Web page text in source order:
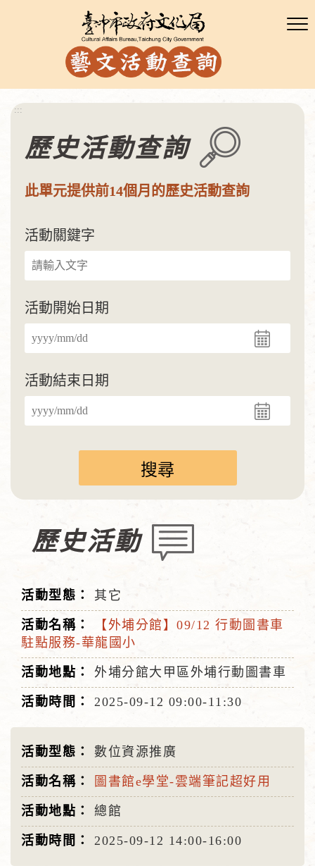
:::
歷史活動查詢
此單元提供前14個月的歷史活動查詢
活動關鍵字
活動開始日期
活動結束日期
歷史活動
其它
【外埔分館】09/12 行動圖書車
駐點服務-華龍國小
外埔分館大甲區外埔行動圖書車
2025-09-12 09:00-11:30
數位資源推廣
圖書館e學堂-雲端筆記超好用
總館
2025-09-12 14:00-16:00